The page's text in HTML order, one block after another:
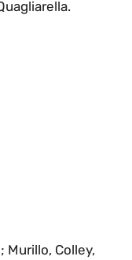
Murillo, Colley,